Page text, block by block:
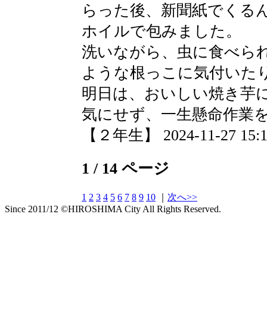
らった後、新聞紙でくる
ホイルで包みました。
洗いながら、虫に食べら
ような根っこに気付いた
明日は、おいしい焼き芋
気にせず、一生懸命作業
【２年生】 2024-11-27
1 / 14 ページ
1 2 3 4 5 6 7 8 9 10
次へ>>
Since 2011/12 ©HIROSHIMA City All Rights Reserved.